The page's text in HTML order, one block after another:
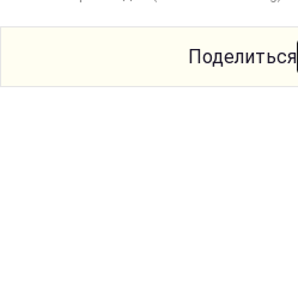
Поделиться